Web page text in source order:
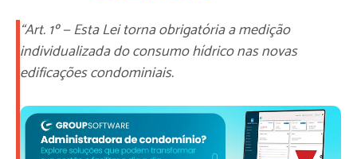
“Art. 1º — Esta Lei torna obrigatória a medição
individualizada do consumo hídrico nas novas
edificações condominiais.